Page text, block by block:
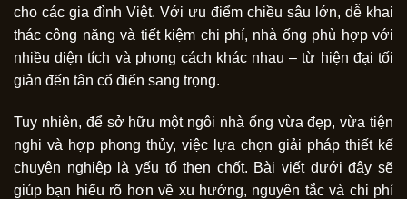
cho các gia đình Việt. Với ưu điểm chiều sâu lớn, dễ khai
thác công năng và tiết kiệm chi phí, nhà ống phù hợp với
nhiều diện tích và phong cách khác nhau – từ hiện đại tối
giản đến tân cổ điển sang trọng.
Tuy nhiên, để sở hữu một ngôi nhà ống vừa đẹp, vừa tiện
nghi và hợp phong thủy, việc lựa chọn giải pháp thiết kế
chuyên nghiệp là yếu tố then chốt. Bài viết dưới đây sẽ
giúp bạn hiểu rõ hơn về xu hướng, nguyên tắc và chi phí